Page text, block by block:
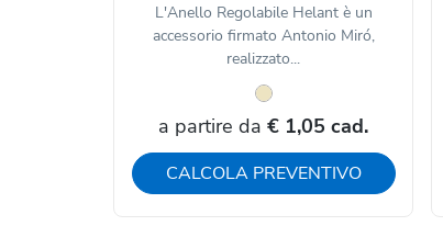
L'Anello Regolabile Helant è un
accessorio firmato Antonio Miró,
realizzato...
a partire da € 1,05 cad.
CALCOLA PREVENTIVO